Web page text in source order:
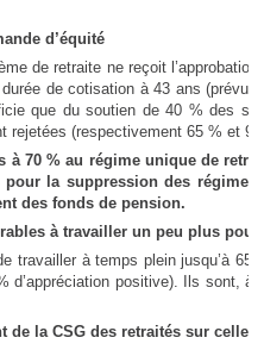
d’équité
de retraite ne reçoit
de cotisation à 43 ans
que du soutien de 40 % des
rejetées (respectivement 65 % et
à 70 % au régime unique de
la suppression des régimes
des fonds de pension.
à travailler un peu plus
travailler à temps plein jusqu’à
d’appréciation positive). Ils sont,
de la CSG des retraités sur celle